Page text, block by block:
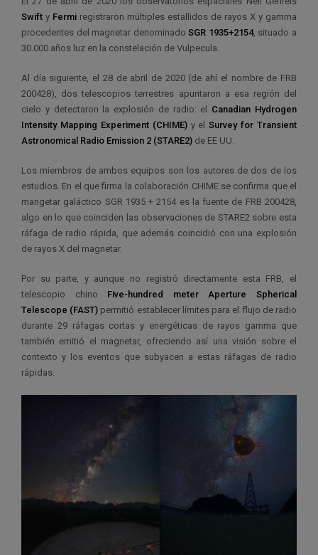
Swift y Fermi registraron múltiples estallidos de rayos X y gamma
procedentes del magnetar denominadoSGR 1935+2154, situado a
30.000 años luz en la constelación de Vulpecula.
Al día siguiente, el 28 de abril de 2020 (de ahí el nombre de FRB
200428), dos telescopios terrestres apuntaron a esa región del
cielo y detectaron la explosión de radio: el Canadian Hydrogen
Intensity Mapping Experiment (CHIME)y elSurvey for Transient
Astronomical Radio Emission 2 (STARE2) de EE UU.
Los miembros de ambos equipos son los autores de dos de los
estudios. En el que firma la colaboración CHIME se confirma que el
mangetar galáctico SGR 1935 + 2154 es la fuente de FRB 200428,
algo en lo que coinciden las observaciones de STARE2 sobre esta
ráfaga de radio rápida, que además coincidió con una explosión
de rayos X del magnetar.
Por su parte, y aunque no registró directamente esta FRB, el
telescopio chino Five-hundred meter Aperture Spherical
Telescope (FAST) permitió establecer límites para el flujo de radio
durante 29 ráfagas cortas y energéticas de rayos gamma que
también emitió el magnetar, ofreciendo así una visión sobre el
contexto y los eventos que subyacen a estas ráfagas de radio
rápidas.